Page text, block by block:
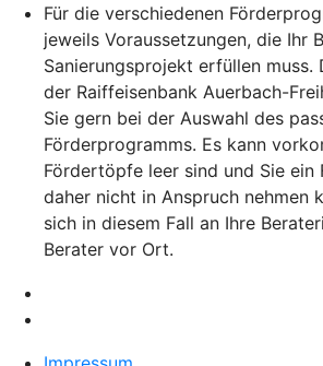
Für die verschiedenen
jeweils Voraussetzungen, die Ihr
Sanierungsprojekt erfüllen muss.
der Raiffeisenbank Auerbach-
Sie gern bei der Auswahl des
Förderprogramms. Es kann
Fördertöpfe leer sind und Sie ein
daher nicht in Anspruch nehmen
sich in diesem Fall an Ihre
Berater vor Ort.